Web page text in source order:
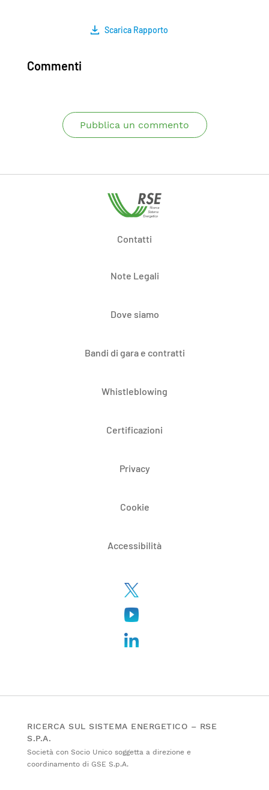
Scarica Rapporto
Commenti
Pubblica un commento
Contatti
Note Legali
Dove siamo
Bandi di gara e contratti
Whistleblowing
Certificazioni
Privacy
Cookie
Accessibilità
RICERCA SUL SISTEMA ENERGETICO – RSE
S.P.A.
Società con Socio Unico soggetta a direzione e
coordinamento di GSE S.p.A.